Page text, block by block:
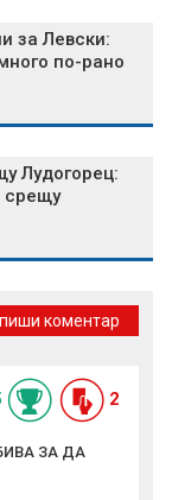
за Левски:
по-рано
Лудогорец:
срещу
коментар
2
ЗА ДА